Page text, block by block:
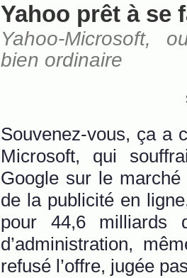
Yahoo prêt à se
Yahoo-Microsoft,
bien ordinaire
Souvenez-vous, ça a
Microsoft, qui
Google sur le
de la publicité en
pour 44,6 milliards
d’administration,
refusé l’offre, jugée